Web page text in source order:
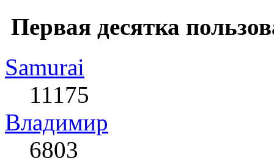
Первая десятка
Samurai
11175
Влaдимир
6803